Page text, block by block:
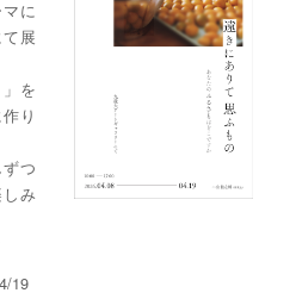
に
展
を
り
つ
み
19